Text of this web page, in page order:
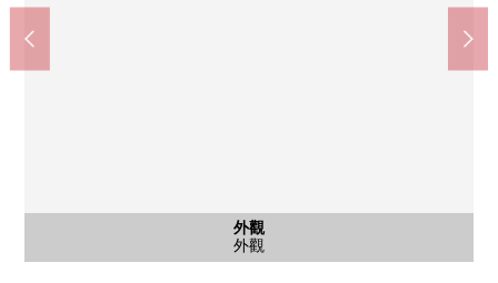
外觀
外觀
入口
入口
大廳
大廳
共有部分
共有部分
共有部分
共有部分
外觀
外觀
航空照片
航空照片
航空照片
航空照片
航空照片
航空照片
航空照片
航空照片
其他
水景
其他
水景
Mitsui Shopping Park LaLa terrace HARUMI FLAG(約200m)
步行3分鐘。
中央區立晴海西小學中央區晴海西中學校(約320m)
步行4分鐘。
晴海碼頭公園(約160m)
步行2分鐘。